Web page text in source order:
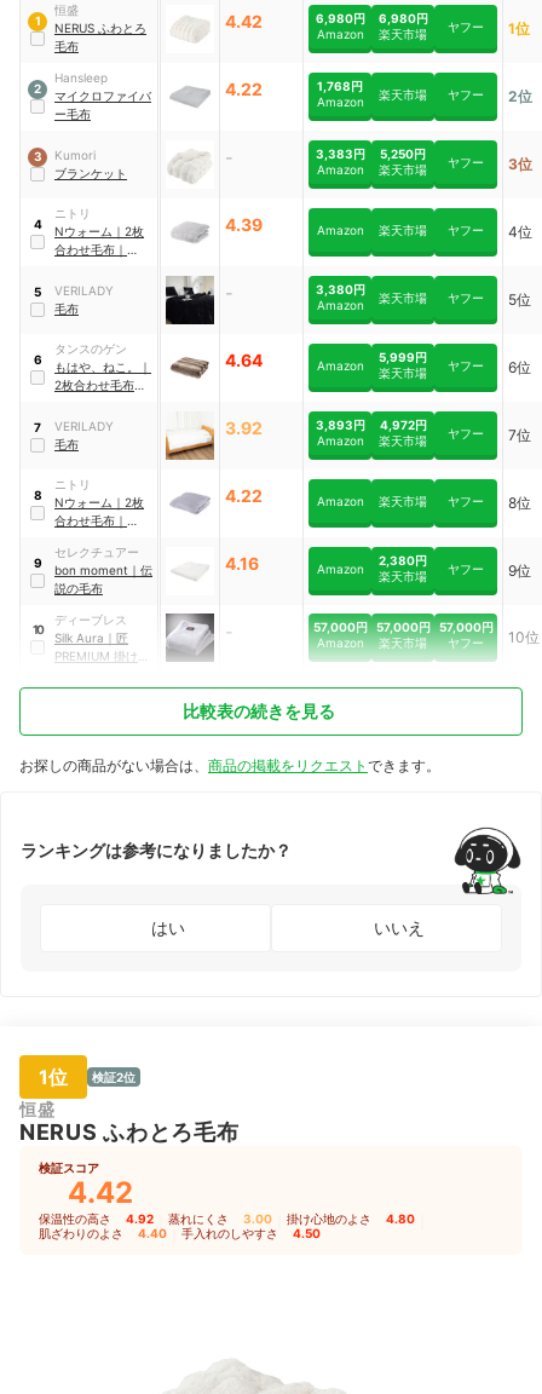
1
恒盛
NERUS ふわとろ
毛布
4.42
6,980円
Amazon
6,980円
楽天市場
ヤフー 1位
2
Hansleep
マイクロファイバ
ー毛布
4.22
1,768円
Amazon
楽天市場 ヤフー 2位
3
Kumori
ブランケット
-
3,383円
Amazon
5,250円
楽天市場
ヤフー 3位
4
ニトリ
Nウォーム ｜ 2枚
合わせ毛布 ｜
4.39 Amazon 楽天市場 ヤフー 4位
5
VERILADY
毛布
-
3,380円
Amazon
楽天市場 ヤフー 5位
6
タンスのゲン
もはや、ねこ。
｜
2枚合わせ毛布
4.64 Amazon
5,999円
楽天市場
ヤフー 6位
7
VERILADY
毛布
3.92
3,893円
Amazon
4,972円
楽天市場
ヤフー 7位
8
ニトリ
Nウォーム ｜ 2枚
合わせ毛布 ｜
4.22 Amazon 楽天市場 ヤフー 8位
9
セレクチュアー
bon moment ｜ 伝
説の毛布
4.16 Amazon
2,380円
楽天市場
ヤフー 9位
10
ディーブレス
Silk Aura ｜ 匠
PREMIUM 掛け毛
-
57,000円
Amazon
57,000円
楽天市場
57,000円
ヤフー
10位
比較表の続きを見る
お探しの商品がない場合は、 商品の掲載をリクエスト できます。
ランキングは参考になりましたか？
はい いいえ
1位 検証2位
恒盛
NERUS ふわとろ毛布
検証スコア
4.42
保温性の高さ 4.92 蒸れにくさ 3.00 掛け心地のよさ 4.80
肌ざわりのよさ 4.40 手入れのしやすさ 4.50